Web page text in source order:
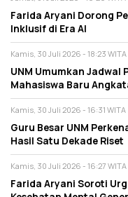
Farida Aryani Dorong
Inklusif di Era AI
Kamis, 30 Juli 2026 - 18:23 WITA
UNM Umumkan Jadwal
Mahasiswa Baru
Kamis, 30 Juli 2026 - 16:31 WITA
Guru Besar UNM
Hasil Satu Dekade Riset
Kamis, 30 Juli 2026 - 16:27 WITA
Farida Aryani Soroti